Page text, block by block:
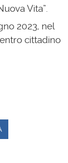
Vita”.
2023, nel
cittadino